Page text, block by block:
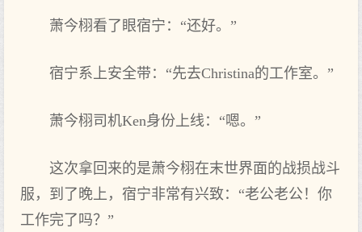
萧今栩看了眼宿宁：“还好。”
宿宁系上安全带：“先去Christina的‌工作室。”
萧今栩司机Ken身份上线：“嗯。”
这‌次拿回来的‌是萧今栩在末世界面的‌战损战斗
服，到了晚上，宿宁非常有兴致：“老公老公！你
工作完了吗？”